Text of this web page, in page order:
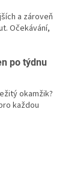
a zároveň
Očekávání,
po týdnu
okamžik?
každou